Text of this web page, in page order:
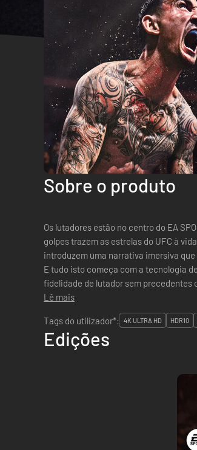
Sobre o produto
Os lutadores estão no centro do EA
golpes trazem as estrelas do UFC à
introduzem uma narrativa imersiva
E tudo isto começa com a tecnologia
fidelidade de lutador sem precedentes
complementados por novos corpos de
Lê mais
Tags do utilizador*:
4K ULTRA HD HDR10
Edições